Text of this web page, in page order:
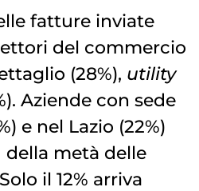
fatture inviate
del commercio
(28%), utility
Aziende con sede
e nel Lazio (22%)
metà delle
il 12% arriva